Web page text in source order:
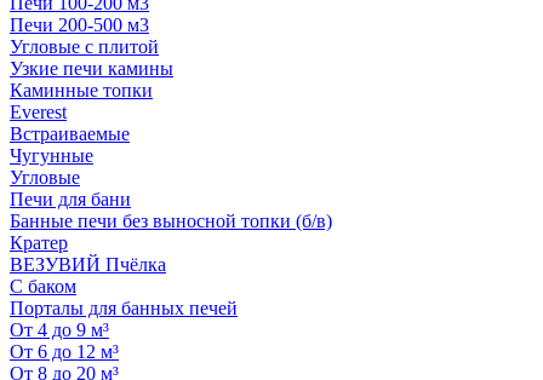
Печи 200-500 м3
Угловые с плитой
Узкие печи камины
Каминные топки
Everest
Встраиваемые
Чугунные
Угловые
Печи для бани
Банные печи без выносной топки (б/в)
Кратер
ВЕЗУВИЙ Пчёлка
С баком
Порталы для банных печей
От 4 до 9 м³
От 6 до 12 м³
От 8 до 20 м³